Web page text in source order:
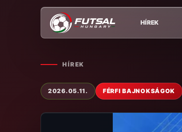
HÍREK
HÍREK
2026.05.11. FÉRFI BAJNOKSÁGOK